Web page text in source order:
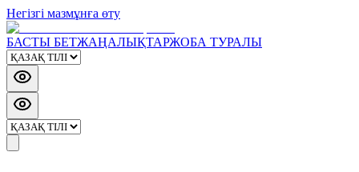
Негізгі мазмұнға өту
БАСТЫ БЕТЖАҢАЛЫҚТАРЖОБА ТУРАЛЫ